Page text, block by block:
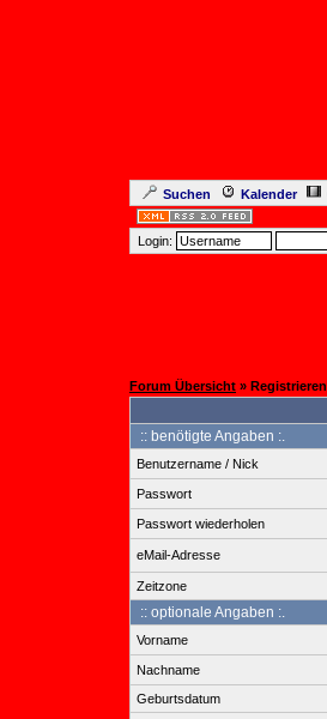
Suchen Kalender
Login:
Forum Übersicht » Registrieren
:: benötigte Angaben :.
Benutzername / Nick
Passwort
Passwort wiederholen
eMail-Adresse
Zeitzone
:: optionale Angaben :.
Vorname
Nachname
Geburtsdatum